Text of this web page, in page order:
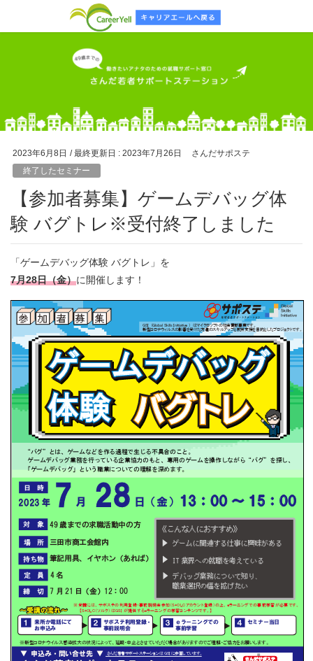
2023年6月8日 / 最終更新日 : 2023年7月26日
さんだサポステ
終了したセミナー
【参加者募集】ゲームデバッグ体
験 バグトレ※受付終了しました
「ゲームデバッグ体験 バグトレ」を
7月28日（金）に開催します！